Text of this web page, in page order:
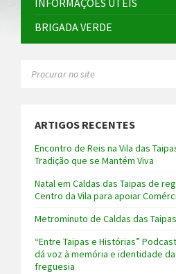
INFORMAÇÕES ÚTEIS
BRIGADA VERDE
ARTIGOS RECENTES
Encontro de Reis na Vila das
Tradição que se Mantém Viva
Natal em Caldas das Taipas de
Centro da Vila para apoiar
Metrominuto de Caldas das Taipas
“Entre Taipas e Histórias”
dá voz à memória e identidade da
freguesia